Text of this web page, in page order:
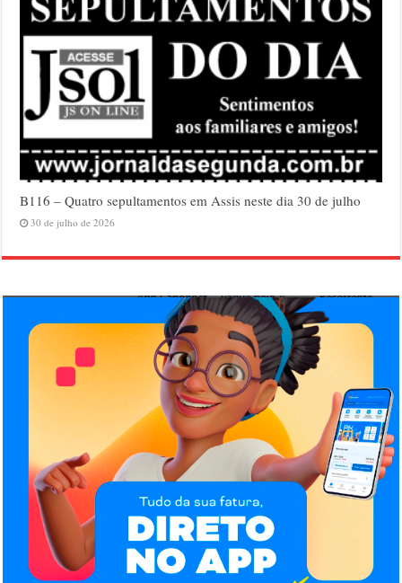
B116 – Quatro sepultamentos em Assis neste dia 30 de julho
30 de julho de 2026